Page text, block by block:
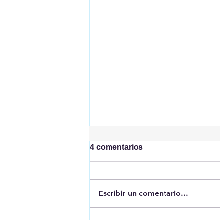
4 comentarios
Escribir un comentario...